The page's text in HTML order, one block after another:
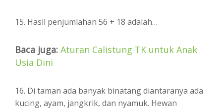
15. Hasil penjumlahan 56 + 18 adalah…
Baca juga: Aturan Calistung TK untuk Anak
Usia Dini
16. Di taman ada banyak binatang diantaranya ada
kucing, ayam, jangkrik, dan nyamuk. Hewan